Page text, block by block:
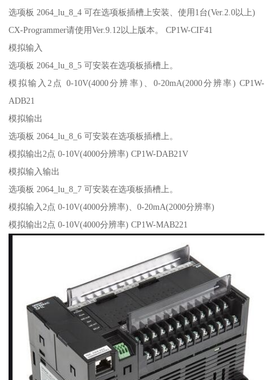
选项板 2064_lu_8_4 可在选项板插槽上安装、使用1台(Ver.2.0以上)
CX-Programmer请使用Ver.9.12以上版本。 CP1W-CIF41
模拟输入
选项板 2064_lu_8_5 可安装在选项板插槽上。
模拟输入2点 0-10V(4000分辨率)、0-20mA(2000分辨率) CP1W-
ADB21
模拟输出
选项板 2064_lu_8_6 可安装在选项板插槽上。
模拟输出2点 0-10V(4000分辨率) CP1W-DAB21V
模拟输入输出
选项板 2064_lu_8_7 可安装在选项板插槽上。
模拟输入2点 0-10V(4000分辨率)、0-20mA(2000分辨率)
模拟输出2点 0-10V(4000分辨率) CP1W-MAB221